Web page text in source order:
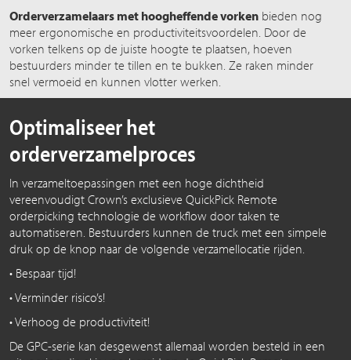
Orderverzamelaars met hoogheffende vorken bieden nog
meer ergonomische en productiviteitsvoordelen. Door de
vorken telkens op de juiste hoogte te plaatsen, hoeven
bestuurders minder te tillen en te bukken. Ze raken minder
snel vermoeid en kunnen vlotter werken.
Optimaliseer het
orderverzamelproces
In verzameltoepassingen met een hoge dichtheid
vereenvoudigt Crown’s exclusieve QuickPick Remote
orderpicking technologie de workflow door taken te
automatiseren. Bestuurders kunnen de truck met een simpele
druk op de knop naar de volgende verzamellocatie rijden.
• Bespaar tijd!
• Verminder risico’s!
• Verhoog de productiviteit!
De GPC-serie kan desgewenst allemaal worden besteld in een